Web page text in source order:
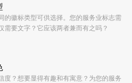
的徽标类型可供选择。您的服务业标志需
需要文字？它应该两者兼而有之吗？
度？想要显得有趣和有寓意？为您的服务